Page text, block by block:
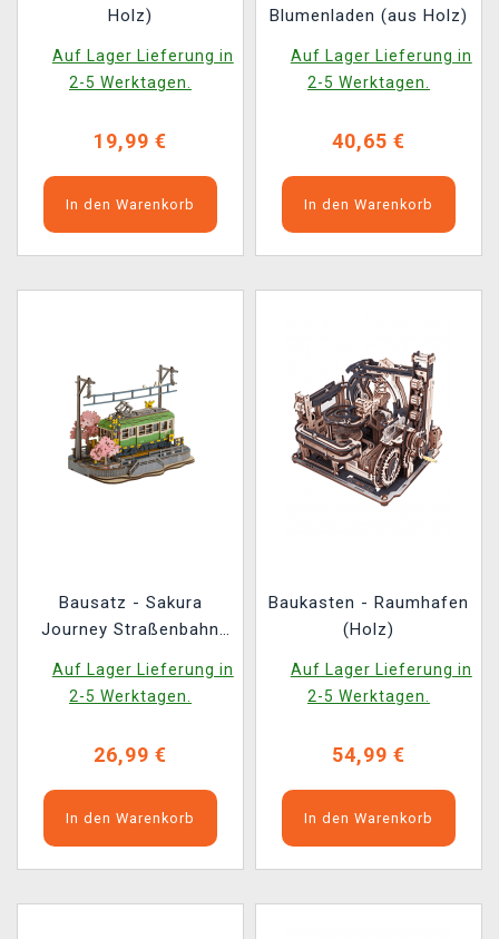
Holz)
Auf Lager Lieferung in
2-5 Werktagen.
19,99 €
In den Warenkorb
Blumenladen (aus Holz)
Auf Lager Lieferung in
2-5 Werktagen.
40,65 €
In den Warenkorb
Bausatz - Sakura
Journey Straßenbahn
Auf Lager Lieferung in
2-5 Werktagen.
26,99 €
In den Warenkorb
Baukasten - Raumhafen
(Holz)
Auf Lager Lieferung in
2-5 Werktagen.
54,99 €
In den Warenkorb